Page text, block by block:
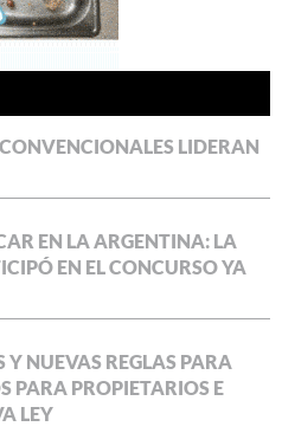
LIDERAN
EN LA ARGENTINA: LA
EN EL CONCURSO YA
NUEVAS REGLAS PARA
PARA PROPIETARIOS E
LEY